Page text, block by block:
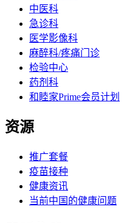
中医科
急诊科
医学影像科
麻醉科/疼痛门诊
检验中心
药剂科
和睦家Prime会员计划
资源
推广套餐
疫苗接种
健康资讯
当前中国的健康问题